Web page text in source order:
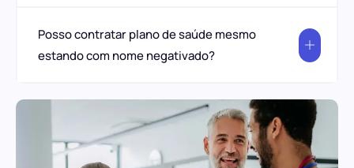
Posso contratar plano de saúde mesmo
estando com nome negativado?